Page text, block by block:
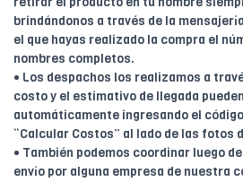
brindándonos a través de la
el que hayas realizado la compra el
nombres completos.
• Los despachos los realizamos a
costo y el estimativo de llegada
automáticamente ingresando el
“Calcular Costos” al lado de las fotos
• También podemos coordinar luego
envío por alguna empresa de nuestra